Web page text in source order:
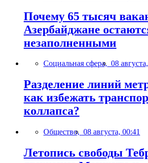
Почему 65 тысяч
Азербайджане
незаполненными
Социальная сфера, 08
Разделение линий
как избежать
коллапса?
Общество, 08 августа, 00:41
Летопись свободы